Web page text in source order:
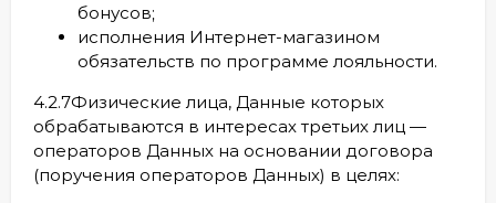
бонусов;
исполнения Интернет-магазином
обязательств по программе лояльности.
4.2.7Физические лица, Данные которых
обрабатываются в интересах третьих лиц —
операторов Данных на основании договора
(поручения операторов Данных) в целях: